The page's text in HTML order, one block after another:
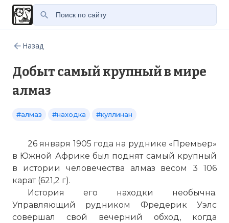
Назад
Добыт самый крупный в мире
алмаз
#алмаз #находка #куллинан
26 января 1905 года на руднике «Премьер»
в Южной Африке был поднят самый крупный
в истории человечества алмаз весом 3 106
карат (621,2 г).
История его находки необычна.
Управляющий рудником Фредерик Уэлс
совершал свой вечерний обход, когда